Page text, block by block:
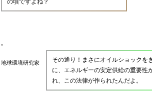
地球環境研究家
その通り！まさにオイルショックを
に、エネルギーの安定供給の重要性
れ、この法律が作られたんだよ。